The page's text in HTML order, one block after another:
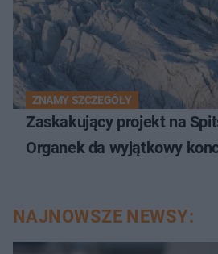
ZNAMY SZCZEGÓŁY
Zaskakujący projekt na
Organek da wyjątkowy
NAJNOWSZE NEWSY: